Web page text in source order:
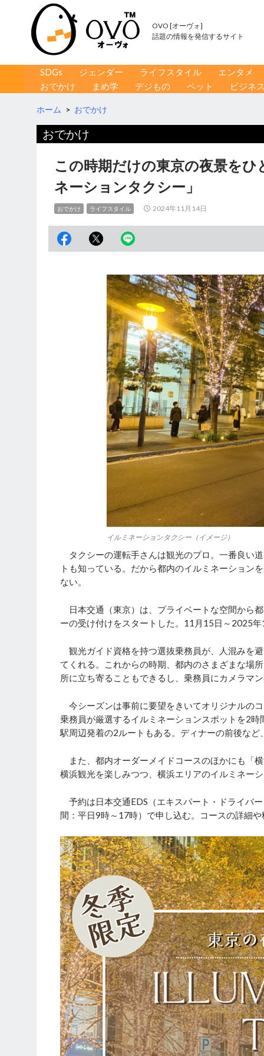
OVO [オーヴォ]
話題の情報を発信するサイト
コンテンツへ移動
SDGs ジェンダー ライフスタイル
エンタメ
おでかけ
まめ学 デジもの ペット ビジネ
ホーム > おでかけ
おでかけ
この時期だけの東京の夜景を
ネーションタクシー」
おでかけ ライフスタイル 2024年11月14日
イルミネーションタクシー（イメージ）
タクシーの運転手さんは観光のプロ。一番良い
トも知っている。だから都内のイルミネーション
ない。
日本交通（東京）は、プライベートな空間から
ーの受け付けをスタートした。11月15日～2025
観光ガイド資格を持つ選抜乗務員が、人混みを
てくれる。これからの時期、都内のさまざまな場
所に立ち寄ることもできるし、乗務員にカメラマ
今シーズンは事前に要望をきいてオリジナルの
乗務員が厳選するイルミネーションスポットを2
駅周辺発着の2ルートもある。ディナーの前後な
また、都内オーダーメイドコースのほかにも「
横浜観光を楽しみつつ、横浜エリアのイルミネー
予約は日本交通EDS（エキスパート・ドライバ
間：平日9時～17時）で申し込む。コースの詳細